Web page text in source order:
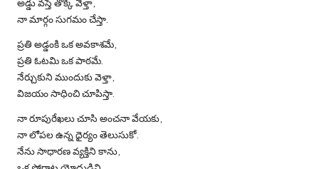
అడ్డు వస్తే తొక్కి వెళ్తా,
నా మార్గం సుగమం చేస్తా.
ప్రతి అడ్డంకి ఒక అవకాశమే,
ప్రతి ఓటమి ఒక పాఠమే.
నేర్చుకుని ముందుకు వెళ్తా,
విజయం సాధించి చూపిస్తా.
నా రూపురేఖలు చూసి అంచనా వేయకు,
నా లోపల ఉన్న ధైర్యం తెలుసుకో.
నేను సాధారణ వ్యక్తిని కాను,